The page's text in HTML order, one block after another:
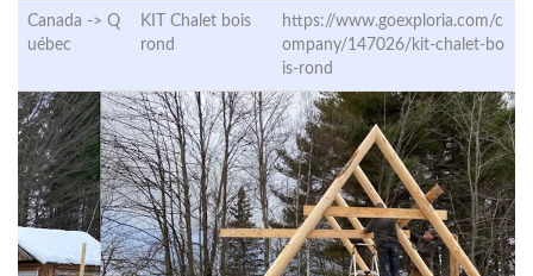
Canada -> Q
uébec
KIT Chalet bois
rond
https://www.goexploria.com/c
ompany/147026/kit-chalet-bo
is-rond